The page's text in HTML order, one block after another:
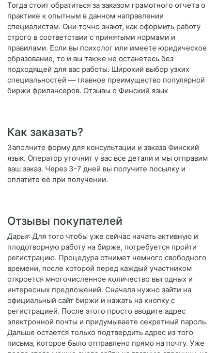
Тогда стоит обратиться за заказом грамотного отчета о
практике к опытным в данном направлении
специалистам. Они точно знают, как оформить работу
строго в соответствии с принятыми нормами и
правилами. Если вы психолог или имеете юридическое
образование, то и вы также не останетесь без
подходящей для вас работы. Широкий выбор узких
специальностей — главное преимущество популярной
биржи фрилансеров. Отзывы о Финский язык
Как заказать?
Заполните форму для консультации и заказа Финский
язык. Оператор уточнит у вас все детали и мы отправим
ваш заказ. Через 3-7 дней вы получите посылку и
оплатите её при получении.
Отзывы покупателей
Дарья: Для того чтобы уже сейчас начать активную и
плодотворную работу на бирже, потребуется пройти
регистрацию. Процедура отнимет немного свободного
времени, после которой перед каждый участником
откроется многочисленное количество выгодных и
интересных предложений. Сначала нужно зайти на
официальный сайт биржи и нажать на кнопку с
регистрацией. После этого просто вводите адрес
электронной почты и придумываете секретный пароль.
Дальше остается только подтвердить адрес из того
письма, которое было отправлено прямо на почту. Уже